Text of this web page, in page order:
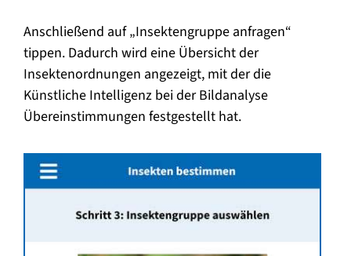
Anschließend auf „Insektengruppe anfragen“
tippen. Dadurch wird eine Übersicht der
Insektenordnungen angezeigt, mit der die
Künstliche Intelligenz bei der Bildanalyse
Übereinstimmungen festgestellt hat.